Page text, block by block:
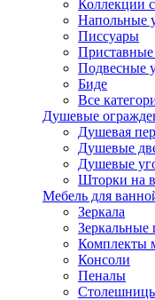
Коллекции
Напольные
Писсуары
Подвесные
Биде
Все
Душевые
Душевая
Душевые
Душевые
Шторки на
Мебель для
Зеркала
Комплекты
Консоли
Пеналы